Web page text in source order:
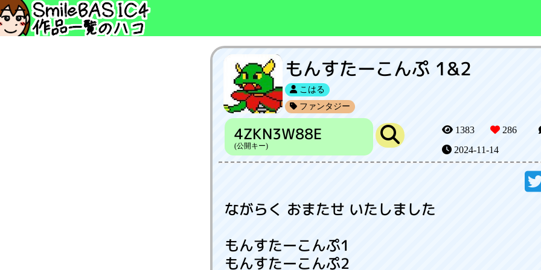
もんすたーこんぷ 1&2
こはる
ファンタジー
4ZKN3W88E
(公開キー)
1383
286
2024-11-14
ながらく おまたせ いたしました
もんすたーこんぷ1
もんすたーこんぷ2